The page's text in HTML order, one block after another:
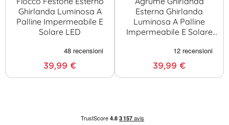
Ghirlanda Luminosa A
Palline Impermeabile E
Solare LED
39,99 €
Esterna Ghirlanda
Luminosa A Palline
Impermeabile E Solare
39,99 €